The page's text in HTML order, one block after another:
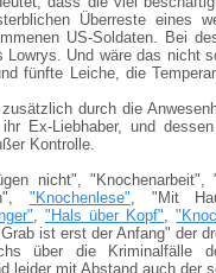
Überreste eines
US-Soldaten. Bei
Und wäre das nicht
fünfte Leiche, die
durch die
Ex-Liebhaber, und dessen
Kontrolle.
nicht", "Knochenarbeit",
"Knochenlese", "Mit
, "Hals über Kopf",
ist erst der Anfang" der
über die Kriminalfälle
leider mit Abstand auch der